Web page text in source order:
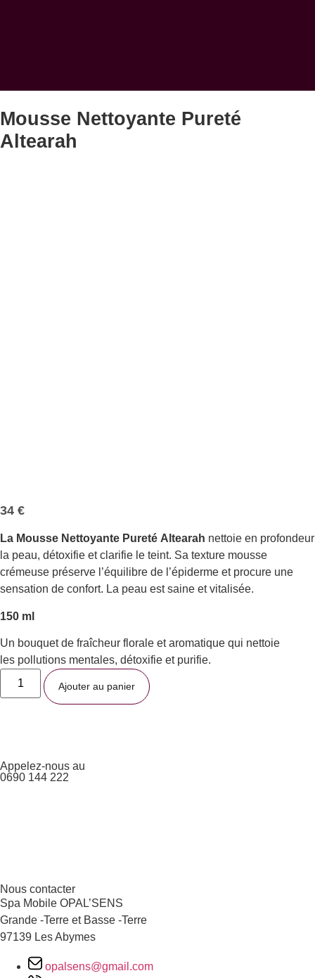
Mousse Nettoyante Pureté
Altearah
34 €
La Mousse Nettoyante Pureté Altearah nettoie en profondeur
la peau, détoxifie et clarifie le teint. Sa texture mousse
crémeuse préserve l’équilibre de l’épiderme et procure une
sensation de confort. La peau est saine et vitalisée.
150 ml
Un bouquet de fraîcheur florale et aromatique qui nettoie
les pollutions mentales, détoxifie et purifie.
Ajouter au panier
Appelez-nous au
0690 144 222
Nous contacter
Spa Mobile OPAL’SENS
Grande -Terre et Basse -Terre
97139 Les Abymes
opalsens@gmail.com